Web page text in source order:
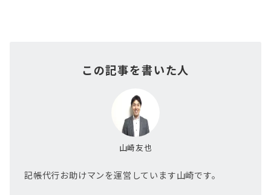
この記事を書いた人
山崎友也
記帳代行お助けマンを運営しています山崎です。